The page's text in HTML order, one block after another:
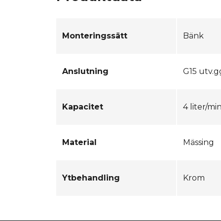
Monteringssätt Bänk
Anslutning G15
Kapacitet 4 liter/
Material Mässing
Ytbehandling Krom